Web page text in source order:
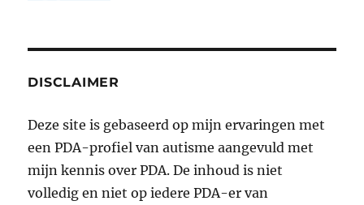
DISCLAIMER
Deze site is gebaseerd op mijn ervaringen met
een PDA-profiel van autisme aangevuld met
mijn kennis over PDA. De inhoud is niet
volledig en niet op iedere PDA-er van